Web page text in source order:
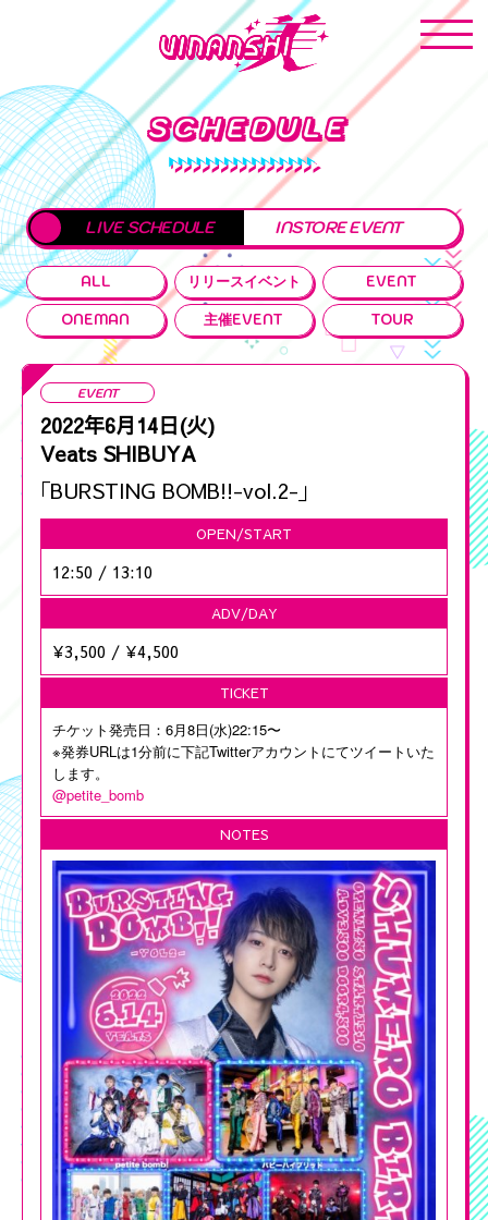
SCHEDULE
LIVE SCHEDULE INSTORE EVENT
ALL リリースイベント EVENT
ONEMAN 主催EVENT TOUR
EVENT
2022年6月14日(火)
Veats SHIBUYA
｢BURSTING BOMB!!-vol.2-｣
OPEN/START
12:50 / 13:10
ADV/DAY
¥3,500 / ¥4,500
TICKET
チケット発売日：6月8日(水)22:15〜
※発券URLは1分前に下記Twitterアカウントにてツイートいた
します。
@petite_bomb
NOTES